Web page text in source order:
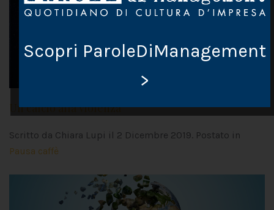
Un calcio alla violenza
Scritto da Chiara Lupi il 2 Dicembre 2019. Postato in
Pausa caffè
Scopri ParoleDiManagement
>